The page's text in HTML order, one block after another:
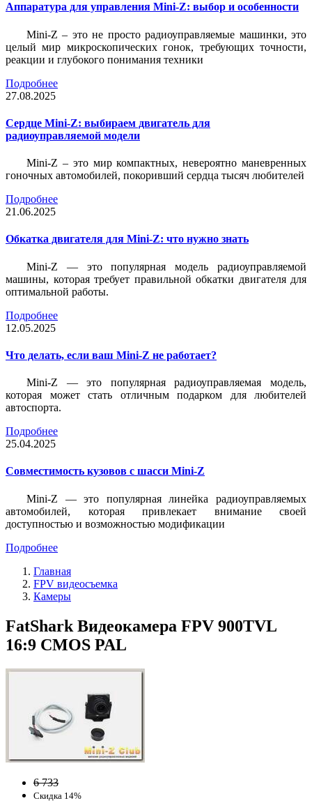
Аппаратура для управления Mini-Z: выбор и особенности
Mini-Z – это не просто радиоуправляемые машинки, это
целый мир микроскопических гонок, требующих точности,
реакции и глубокого понимания техники
Подробнее
27.08.2025
Сердце Mini-Z: выбираем двигатель для
радиоуправляемой модели
Mini-Z – это мир компактных, невероятно маневренных
гоночных автомобилей, покоривший сердца тысяч любителей
Подробнее
21.06.2025
Обкатка двигателя для Mini-Z: что нужно знать
Mini-Z — это популярная модель радиоуправляемой
машины, которая требует правильной обкатки двигателя для
оптимальной работы.
Подробнее
12.05.2025
Что делать, если ваш Mini-Z не работает?
Mini-Z — это популярная радиоуправляемая модель,
которая может стать отличным подарком для любителей
автоспорта.
Подробнее
25.04.2025
Совместимость кузовов с шасси Mini-Z
Mini-Z — это популярная линейка радиоуправляемых
автомобилей, которая привлекает внимание своей
доступностью и возможностью модификации
Подробнее
Главная
FPV видеосъемка
Камеры
FatShark Видеокамера FPV 900TVL
16:9 CMOS PAL
6 733
Скидка 14%